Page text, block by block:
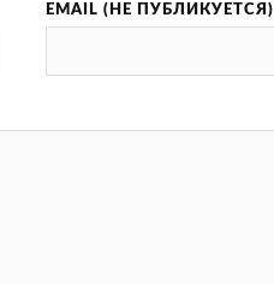
EMAIL (НЕ ПУБЛИКУЕТСЯ)